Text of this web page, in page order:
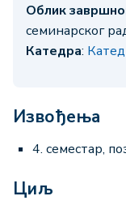
Облик
семинарског
Катедра:
Извођења
4. семестар,
Циљ